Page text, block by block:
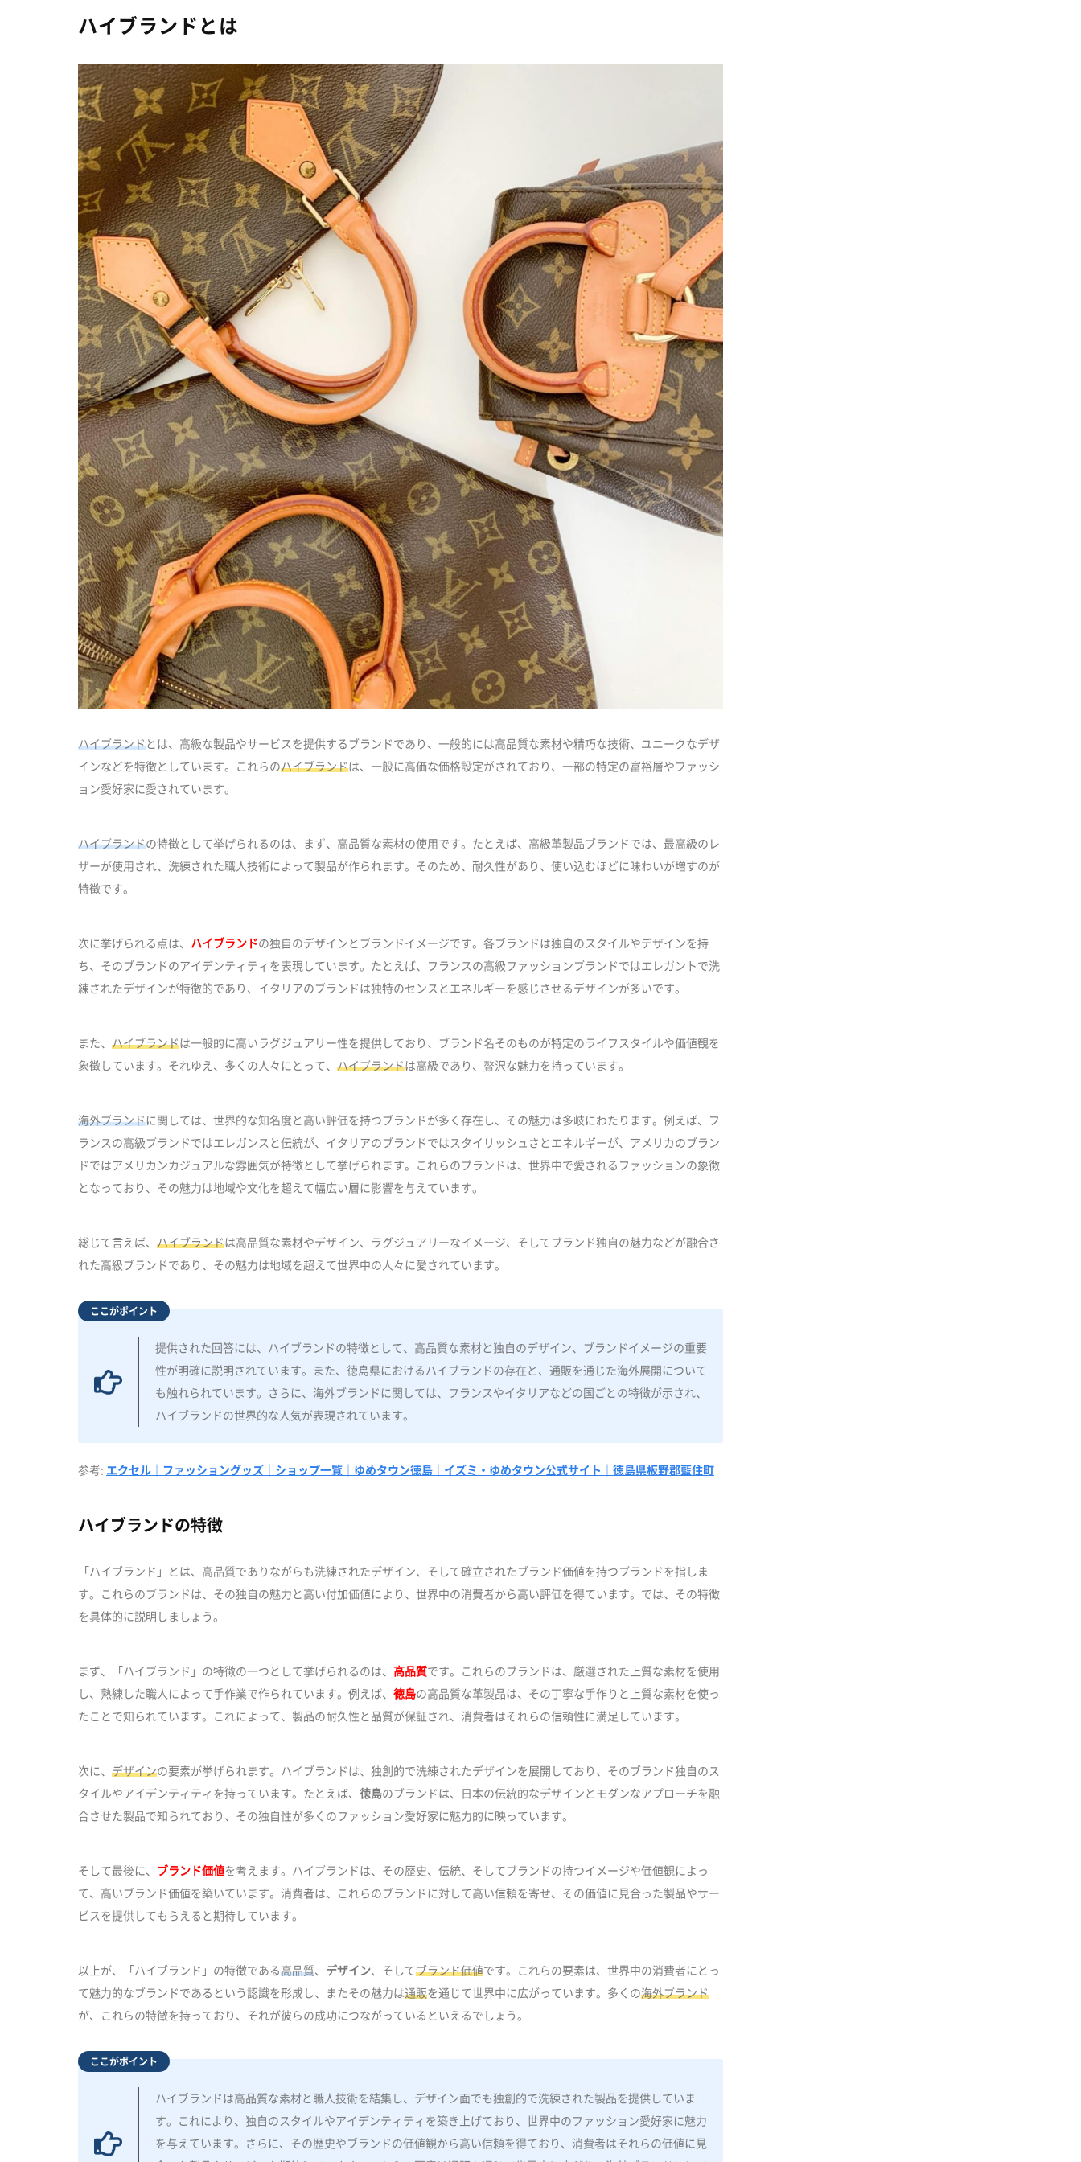
ハイブランドとは
ハイブランドとは、高級な製品やサービスを提供するブランドであり、一般的には高品質な素材や精巧な技術、ユニークなデザ
インなどを特徴としています。これらのハイブランドは、一般に高価な価格設定がされており、一部の特定の富裕層やファッシ
ョン愛好家に愛されています。
ハイブランドの特徴として挙げられるのは、まず、高品質な素材の使用です。たとえば、高級革製品ブランドでは、最高級のレ
ザーが使用され、洗練された職人技術によって製品が作られます。そのため、耐久性があり、使い込むほどに味わいが増すのが
特徴です。
次に挙げられる点は、 ハイブランドの独自のデザインとブランドイメージです。各ブランドは独自のスタイルやデザインを持
ち、そのブランドのアイデンティティを表現しています。たとえば、フランスの高級ファッションブランドではエレガントで洗
練されたデザインが特徴的であり、イタリアのブランドは独特のセンスとエネルギーを感じさせるデザインが多いです。
また、 ハイブランドは一般的に高いラグジュアリー性を提供しており、ブランド名そのものが特定のライフスタイルや価値観を
象徴しています。それゆえ、多くの人々にとって、 ハイブランドは高級であり、贅沢な魅力を持っています。
海外ブランドに関しては、世界的な知名度と高い評価を持つブランドが多く存在し、その魅力は多岐にわたります。例えば、フ
ランスの高級ブランドではエレガンスと伝統が、イタリアのブランドではスタイリッシュさとエネルギーが、アメリカのブラン
ドではアメリカンカジュアルな雰囲気が特徴として挙げられます。これらのブランドは、世界中で愛されるファッションの象徴
となっており、その魅力は地域や文化を超えて幅広い層に影響を与えています。
総じて言えば、 ハイブランドは高品質な素材やデザイン、ラグジュアリーなイメージ、そしてブランド独自の魅力などが融合さ
れた高級ブランドであり、その魅力は地域を超えて世界中の人々に愛されています。
ここがポイント
提供された回答には、ハイブランドの特徴として、高品質な素材と独自のデザイン、ブランドイメージの重要
性が明確に説明されています。また、徳島県におけるハイブランドの存在と、通販を通じた海外展開について
も触れられています。さらに、海外ブランドに関しては、フランスやイタリアなどの国ごとの特徴が示され、
ハイブランドの世界的な人気が表現されています。
参考: エクセル｜ファッショングッズ｜ショップ一覧｜ゆめタウン徳島｜イズミ・ゆめタウン公式サイト｜徳島県板野郡藍住町
ハイブランドの特徴
「ハイブランド」とは、高品質でありながらも洗練されたデザイン、そして確立されたブランド価値を持つブランドを指しま
す。これらのブランドは、その独自の魅力と高い付加価値により、世界中の消費者から高い評価を得ています。では、その特徴
を具体的に説明しましょう。
まず、「ハイブランド」の特徴の一つとして挙げられるのは、 高品質です。これらのブランドは、厳選された上質な素材を使用
し、熟練した職人によって手作業で作られています。例えば、 徳島の高品質な革製品は、その丁寧な手作りと上質な素材を使っ
たことで知られています。これによって、製品の耐久性と品質が保証され、消費者はそれらの信頼性に満足しています。
次に、 デザインの要素が挙げられます。ハイブランドは、独創的で洗練されたデザインを展開しており、そのブランド独自のス
タイルやアイデンティティを持っています。たとえば、 徳島のブランドは、日本の伝統的なデザインとモダンなアプローチを融
合させた製品で知られており、その独自性が多くのファッション愛好家に魅力的に映っています。
そして最後に、 ブランド価値を考えます。ハイブランドは、その歴史、伝統、そしてブランドの持つイメージや価値観によっ
て、高いブランド価値を築いています。消費者は、これらのブランドに対して高い信頼を寄せ、その価値に見合った製品やサー
ビスを提供してもらえると期待しています。
以上が、「ハイブランド」の特徴である高品質、 デザイン、そしてブランド価値です。これらの要素は、世界中の消費者にとっ
て魅力的なブランドであるという認識を形成し、またその魅力は通販を通じて世界中に広がっています。多くの海外ブランド
が、これらの特徴を持っており、それが彼らの成功につながっているといえるでしょう。
ここがポイント
ハイブランドは高品質な素材と職人技術を結集し、デザイン面でも独創的で洗練された製品を提供していま
す。これにより、独自のスタイルやアイデンティティを築き上げており、世界中のファッション愛好家に魅力
を与えています。さらに、その歴史やブランドの価値観から高い信頼を得ており、消費者はそれらの価値に見